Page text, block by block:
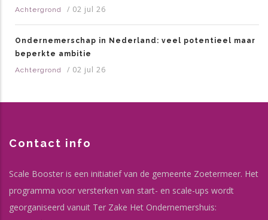
Achtergrond
/ 02 jul 26
Ondernemerschap in Nederland: veel potentieel maar
beperkte ambitie
Achtergrond
/ 02 jul 26
Contact info
Scale Booster is een initiatief van de gemeente Zoetermeer. Het
programma voor versterken van start- en scale-ups wordt
georganiseerd vanuit Ter Zake Het Ondernemershuis: